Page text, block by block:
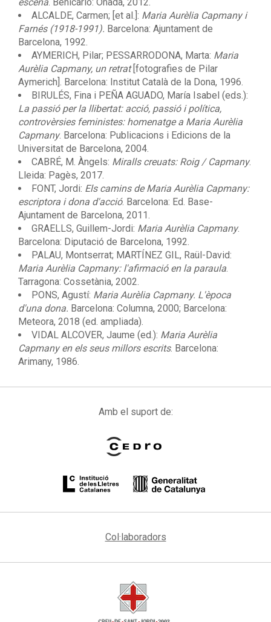
ALCALDE, Carmen; [et al.]: Maria Aurèlia Capmany i
Farnés (1918-1991). Barcelona: Ajuntament de
Barcelona, 1992.
AYMERICH, Pilar; PESSARRODONA, Marta: Maria
Aurèlia Capmany, un retrat[fotografies de Pilar
Aymerich]. Barcelona: Institut Català de la Dona, 1996.
BIRULÉS, Fina i PEÑA AGUADO, María Isabel (eds.):
La passió per la llibertat: acció, passió i política,
controvèrsies feministes: homenatge a Maria Aurèlia
Capmany. Barcelona: Publicacions i Edicions de la
Universitat de Barcelona, 2004.
CABRÉ, M. Àngels: Miralls creuats: Roig / Capmany.
Lleida: Pagès, 2017.
FONT, Jordi: Els camins de Maria Aurèlia Capmany:
escriptora i dona d'acció. Barcelona: Ed. Base-
Ajuntament de Barcelona, 2011.
GRAELLS, Guillem-Jordi: Maria Aurèlia Capmany.
Barcelona: Diputació de Barcelona, 1992.
PALAU, Montserrat; MARTÍNEZ GIL, Raül-David:
Maria Aurèlia Capmany: l'afirmació en la paraula
Tarragona: Cossetània, 2002.
PONS, Agustí: Maria Aurèlia Capmany. L'època
d'una dona. Barcelona: Columna, 2000; Barcelona:
Meteora, 2018 (ed. ampliada).
VIDAL ALCOVER, Jaume (ed.): Maria Aurèlia
Capmany en els seus millors escrits. Barcelona:
Arimany, 1986.
Amb el suport de:
Col·laboradors